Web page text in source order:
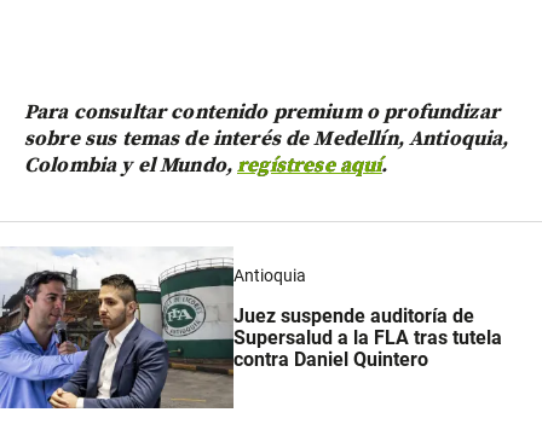
Para consultar contenido premium o profundizar
sobre sus temas de interés de Medellín, Antioquia,
Colombia y el Mundo,regístrese aquí.
Antioquia
Juez suspende auditoría de
Supersalud a la FLA tras tutela
contra Daniel Quintero